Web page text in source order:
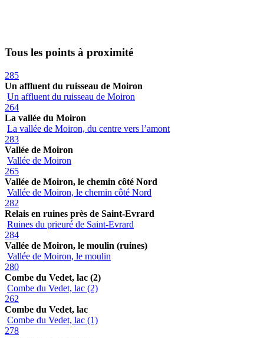
Tous les points à proximité
285
Un affluent du ruisseau de Moiron
Un affluent du ruisseau de Moiron
264
La vallée du Moiron
La vallée de Moiron, du centre vers l’amont
283
Vallée de Moiron
Vallée de Moiron
265
Vallée de Moiron, le chemin côté Nord
Vallée de Moiron, le chemin côté Nord
282
Relais en ruines près de Saint-Evrard
Ruines du prieuré de Saint-Evrard
284
Vallée de Moiron, le moulin (ruines)
Vallée de Moiron, le moulin
280
Combe du Vedet, lac (2)
Combe du Vedet, lac (2)
262
Combe du Vedet, lac
Combe du Vedet, lac (1)
278